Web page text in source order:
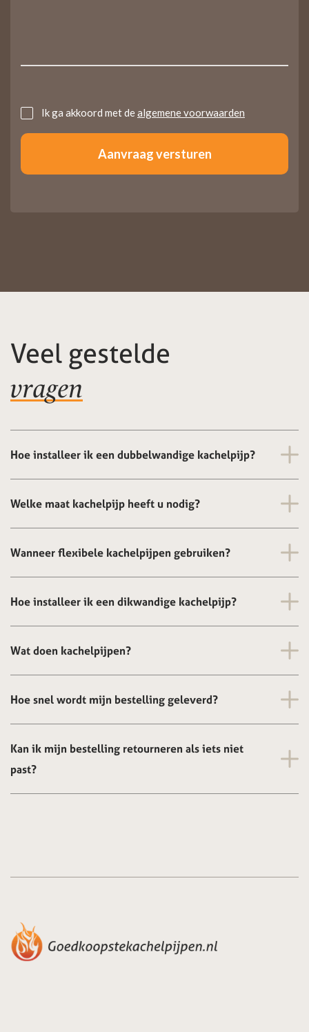
UntitledIk ga akkoord met dealgemene voorwaarden
Veel gestelde
vragen
Hoe installeer ik een dubbelwandige kachelpijp?
Welke maat kachelpijp heeft u nodig?
Wanneer flexibele kachelpijpen gebruiken?
Hoe installeer ik een dikwandige kachelpijp?
Wat doen kachelpijpen?
Hoe snel wordt mijn bestelling geleverd?
Kan ik mijn bestelling retourneren als iets niet
past?